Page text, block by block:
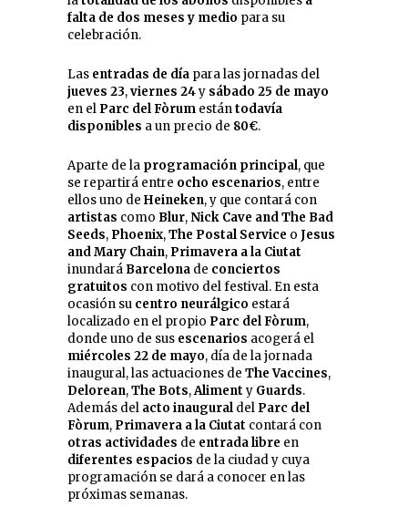
falta de dos meses y medio para su
celebración.
Las entradas de día para las jornadas del
jueves 23,viernes 24y sábado 25 de mayo
en el Parc del Fòrum estántodavía
disponibles a un precio de 80€.
Aparte de la programación principal, que
se repartirá entre ocho escenarios, entre
ellos uno de Heineken, y que contará con
artistas como Blur,Nick Cave and The Bad
Seeds, Phoenix,The Postal Service o Jesus
and Mary Chain, Primavera a la Ciutat
inundará Barcelona de conciertos
gratuitos con motivo del festival. En esta
ocasión su centro neurálgico estará
localizado en el propio Parc del Fòrum,
donde uno de sus escenarios acogerá el
miércoles 22 de mayo, día de la jornada
inaugural, las actuaciones de The Vaccines,
Delorean,The Bots,Aliment y Guards.
Además del acto inaugural del Parc del
Fòrum, Primavera a la Ciutat contará con
otras actividades de entrada libre en
diferentes espacios de la ciudad y cuya
programación se dará a conocer en las
próximas semanas.